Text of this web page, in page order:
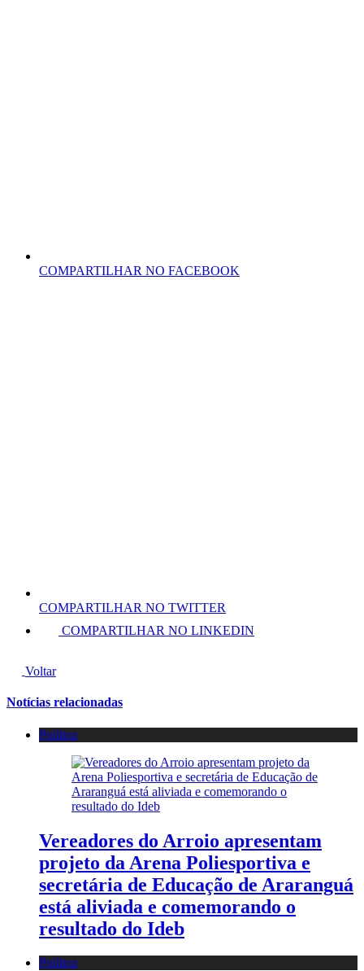
COMPARTILHAR NO FACEBOOK
COMPARTILHAR NO TWITTER
COMPARTILHAR NO LINKEDIN
Voltar
Notícias relacionadas
Política
Vereadores do Arroio apresentam
projeto da Arena Poliesportiva e
secretária de Educação de Araranguá
está aliviada e comemorando o
resultado do Ideb
Política